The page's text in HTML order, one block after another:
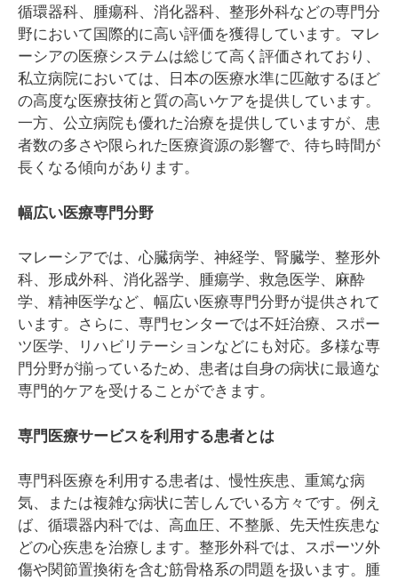
循環器科、腫瘍科、消化器科、整形外科などの専門分
野において国際的に高い評価を獲得しています。マレ
ーシアの医療システムは総じて高く評価されており、
私立病院においては、日本の医療水準に匹敵するほど
の高度な医療技術と質の高いケアを提供しています。
一方、公立病院も優れた治療を提供していますが、患
者数の多さや限られた医療資源の影響で、待ち時間が
長くなる傾向があります。
幅広い医療専門分野
マレーシアでは、心臓病学、神経学、腎臓学、整形外
科、形成外科、消化器学、腫瘍学、救急医学、麻酔
学、精神医学など、幅広い医療専門分野が提供されて
います。さらに、専門センターでは不妊治療、スポー
ツ医学、リハビリテーションなどにも対応。多様な専
門分野が揃っているため、患者は自身の病状に最適な
専門的ケアを受けることができます。
専門医療サービスを利用する患者とは
専門科医療を利用する患者は、慢性疾患、重篤な病
気、または複雑な病状に苦しんでいる方々です。例え
ば、循環器内科では、高血圧、不整脈、先天性疾患な
どの心疾患を治療します。整形外科では、スポーツ外
傷や関節置換術を含む筋骨格系の問題を扱います。腫